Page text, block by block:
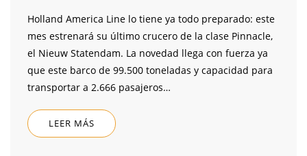
Holland America Line lo tiene ya todo preparado: este
mes estrenará su último crucero de la clase Pinnacle,
el Nieuw Statendam. La novedad llega con fuerza ya
que este barco de 99.500 toneladas y capacidad para
transportar a 2.666 pasajeros…
LEER MÁS